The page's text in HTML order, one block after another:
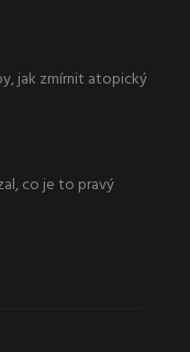
jak zmírnit atopický
co je to pravý